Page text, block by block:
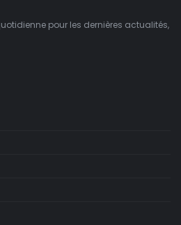
pour les dernières actualités,